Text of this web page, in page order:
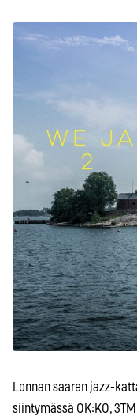
Lonnan saaren jazz-
siintymässä OK:KO,